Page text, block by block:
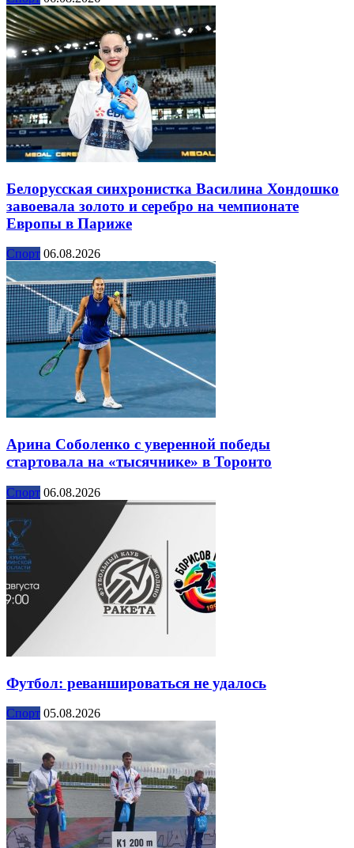
Белорусская синхронистка Василина Хондошко
завоевала золото и серебро на чемпионате
Европы в Париже
Спорт 06.08.2026
Арина Соболенко с уверенной победы
стартовала на «тысячнике» в Торонто
Спорт 06.08.2026
Футбол: реваншироваться не удалось
Спорт 05.08.2026